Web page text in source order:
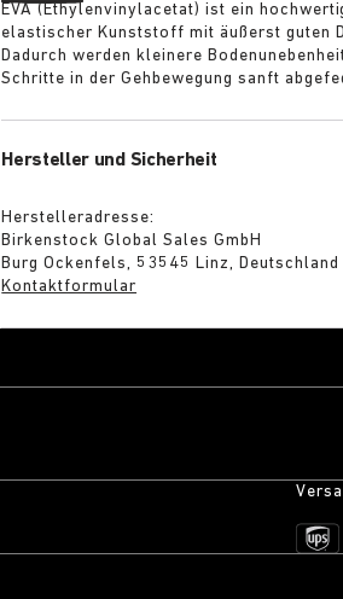
EVA (Ethylenvinylacetat) ist ein
elastischer Kunststoff mit äußerst guten
Dadurch werden kleinere
Schritte in der Gehbewegung sanft
Hersteller und Sicherheit
Herstelleradresse:
Birkenstock Global Sales GmbH
Burg Ockenfels, 53545 Linz, Deutschland
Kontaktformular